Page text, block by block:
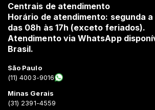
Centrais de atendimento
Horário de atendimento: segunda
das 08h às 17h (exceto feriados).
Atendimento via WhatsApp
Brasil.
São Paulo
(11) 4003-9016
Minas Gerais
(31) 2391-4559